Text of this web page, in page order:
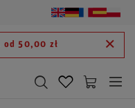
od 50,00 zł